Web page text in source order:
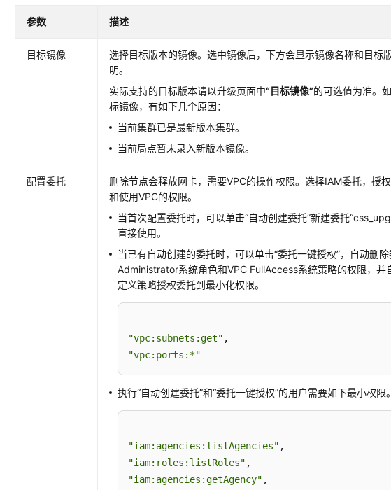
参数 描述
目标镜像
选择目标版本的镜像。选中镜像后，下方会显示镜像名称和目标
明。
实际支持的目标版本请以升级页面中“目标镜像”的可选值为准。
标镜像，有如下几个原因：
当前集群已是最新版本集群。
当前局点暂未录入新版本镜像。
配置委托
删除节点会释放网卡，需要VPC的操作权限。选择IAM委托，授
和使用VPC的权限。
当首次配置委托时，可以单击“自动创建委托”新建委托
直接使用。
当已有自动创建的委托时，可以单击“委托一键授权”，自动删
Administrator系统角色和VPC FullAccess系统策略的权限，并
定义策略授权委托到最小化权限。
"vpc:subnets:get"
"vpc:ports:*"
执行“自动创建委托”和“委托一键授权”的用户需要如下最小权限。
"iam:agencies:listAgencies"
"iam:roles:listRoles"
"iam:agencies:getAgency"